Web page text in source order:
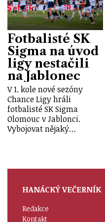
Fotbalisté SK
Sigma na úvod
ligy nestačili
na Jablonec
V 1. kole nové sezóny
Chance Ligy hráli
fotbalisté SK Sigma
Olomouc v Jablonci.
Vybojovat nějaký…
HANÁCKÝ VEČERNÍK
Redakce
Kontakt